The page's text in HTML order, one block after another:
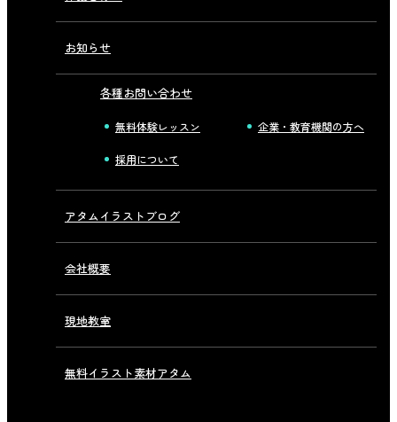
お知らせ
各種お問い合わせ
無料体験レッスン 企業・教育機関の方へ
採用について
アタムイラストブログ
会社概要
現地教室
無料イラスト素材アタム